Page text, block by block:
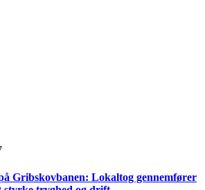
Gribskovbanen: Lokaltog gennemfører